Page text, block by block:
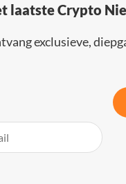
laatste Crypto
exclusieve,